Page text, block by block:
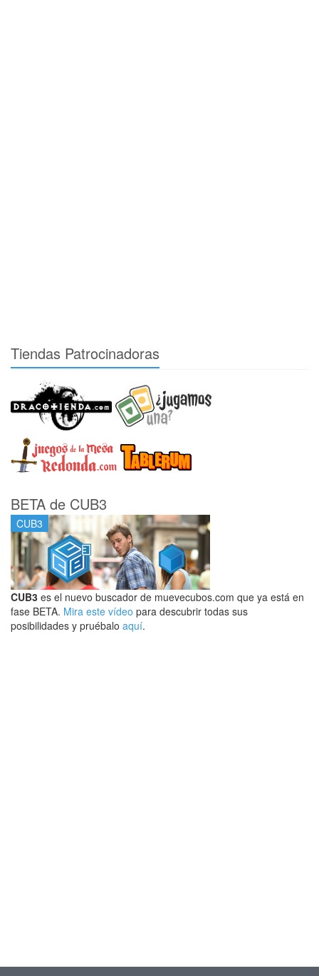
Tiendas Patrocinadoras
BETA de CUB3
CUB3
CUB3 es el nuevo buscador de muevecubos.com que ya está en
fase BETA. Mira este vídeo para descubrir todas sus
posibilidades y pruébalo aquí.